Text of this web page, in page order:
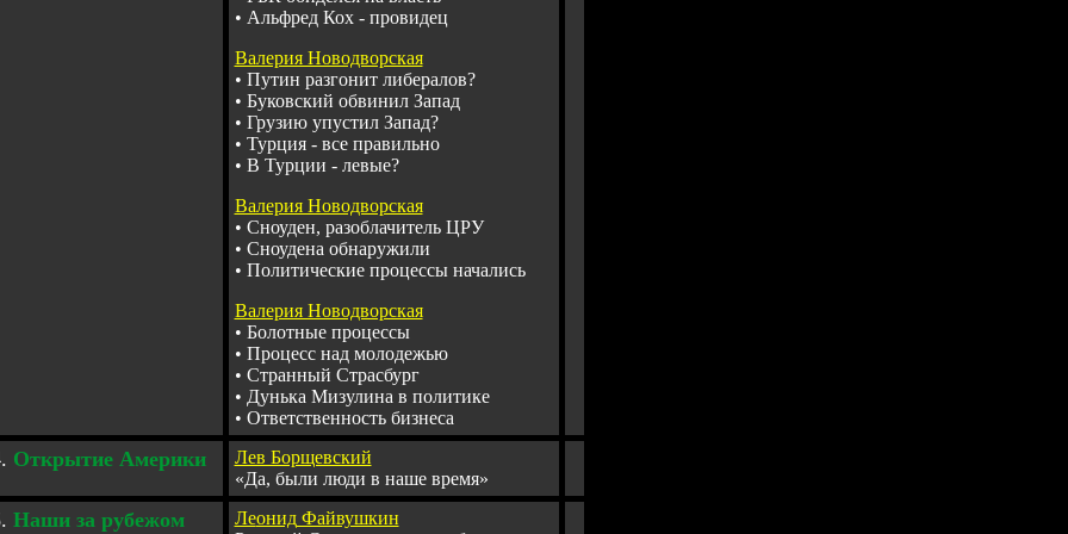
• Альфред Кох - провидец
Валерия Новодворская
• Путин разгонит либералов?
• Буковский обвинил Запад
• Грузию упустил Запад?
• Турция - все правильно
• В Турции - левые?
Валерия Новодворская
• Сноуден, разоблачитель ЦРУ
• Сноудена обнаружили
• Политические процессы начались
Валерия Новодворская
• Болотные процессы
• Процесс над молодежью
• Странный Страсбург
• Дунька Мизулина в политике
• Ответственность бизнеса
Открытие Америки
Лев Борщевский
«Да, были люди в наше время»
Наши за рубежом ЛеонидФайвушкин